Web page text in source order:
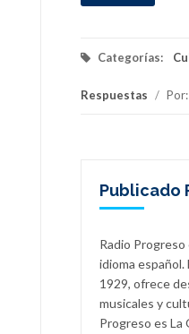
Categorías:
Respuestas / Por:
Publicado
Radio Progreso
idioma español.
1929, ofrece
musicales y
Progreso es La